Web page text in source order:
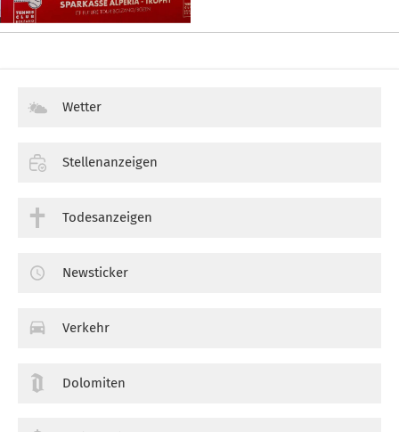
Wetter
Stellenanzeigen
Todesanzeigen
Newsticker
Verkehr
Dolomiten